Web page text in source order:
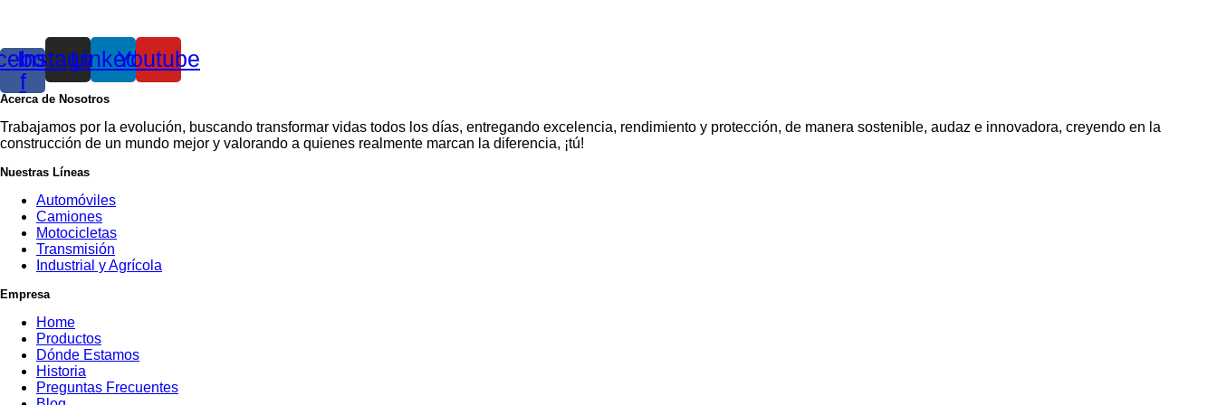
f
Instagram
LinkedinYoutube
Acerca de Nosotros
Trabajamos por la evolución, buscando transformar vidas todos los días, entregando excelencia, rendimiento y protección, de manera sostenible, audaz e innovadora, creyendo en la
construcción de un mundo mejor y valorando a quienes realmente marcan la diferencia, ¡tú!
Nuestras Líneas
Automóviles
Camiones
Motocicletas
Transmisión
Industrial y Agrícola
Empresa
Home
Productos
Dónde Estamos
Historia
Preguntas Frecuentes